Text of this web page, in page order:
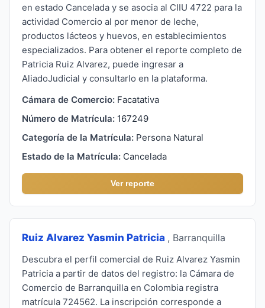
en estado Cancelada y se asocia al CIIU 4722 para la
actividad Comercio al por menor de leche,
productos lácteos y huevos, en establecimientos
especializados. Para obtener el reporte completo de
Patricia Ruiz Alvarez, puede ingresar a
AliadoJudicial y consultarlo en la plataforma.
Cámara de Comercio: Facatativa
Número de Matrícula: 167249
Categoría de la Matrícula: Persona Natural
Estado de la Matrícula: Cancelada
Ver reporte
Ruiz Alvarez Yasmin Patricia , Barranquilla
Descubra el perfil comercial de Ruiz Alvarez Yasmin
Patricia a partir de datos del registro: la Cámara de
Comercio de Barranquilla en Colombia registra
matrícula 724562. La inscripción corresponde a